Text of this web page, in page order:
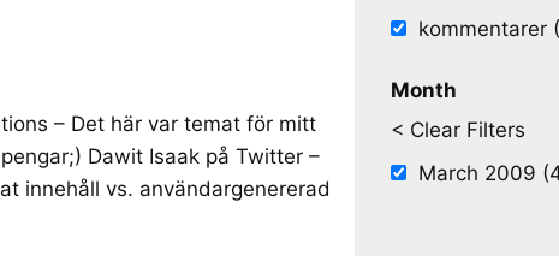
– Det här var temat för mitt
Dawit Isaak på Twitter –
innehåll vs. användargenererad
kommentarer
Month
< Clear Filters
March 2009